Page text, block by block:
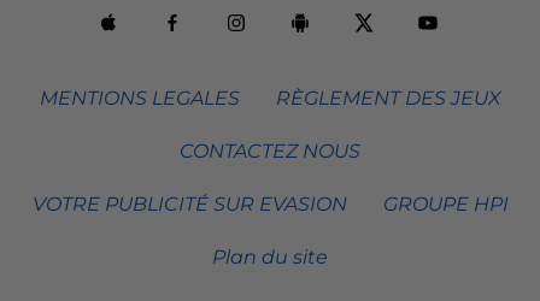
MENTIONS LEGALES RÈGLEMENT DES JEUX
CONTACTEZ NOUS
VOTRE PUBLICITÉ SUR EVASION GROUPE HPI
Plan du site